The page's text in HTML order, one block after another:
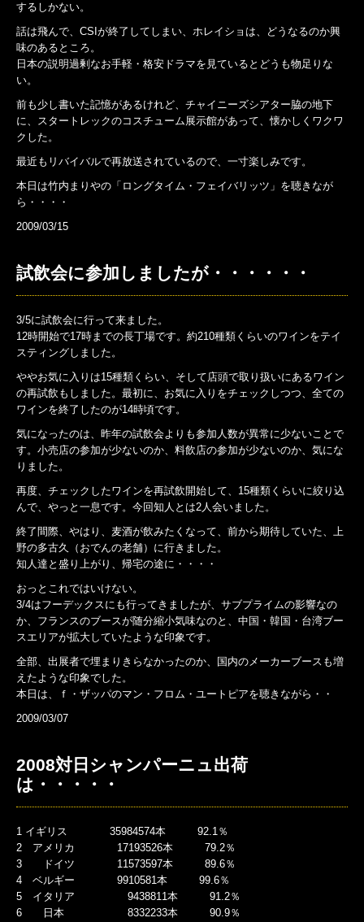
するしかない。
話は飛んで、CSIが終了してしまい、ホレイショは、どうなるのか興
味のあるところ。
日本の説明過剰なお手軽・格安ドラマを見ているとどうも物足りな
い。
前も少し書いた記憶があるけれど、チャイニーズシアター脇の地下
に、スタートレックのコスチューム展示館があって、懐かしくワクワ
クした。
最近もリバイバルで再放送されているので、一寸楽しみです。
本日は竹内まりやの「ロングタイム・フェイバリッツ」を聴きなが
ら・・・・
2009/03/15
試飲会に参加しましたが・・・・・・
3/5に試飲会に行って来ました。
12時開始で17時までの長丁場です。約210種類くらいのワインをテイ
スティングしました。
ややお気に入りは15種類くらい、そして店頭で取り扱いにあるワイン
の再試飲もしました。最初に、お気に入りをチェックしつつ、全ての
ワインを終了したのが14時頃です。
気になったのは、昨年の試飲会よりも参加人数が異常に少ないことで
す。小売店の参加が少ないのか、料飲店の参加が少ないのか、気にな
りました。
再度、チェックしたワインを再試飲開始して、15種類くらいに絞り込
んで、やっと一息です。今回知人とは2人会いました。
終了間際、やはり、麦酒が飲みたくなって、前から期待していた、上
野の多古久（おでんの老舗）に行きました。
知人達と盛り上がり、帰宅の途に・・・・
おっとこれではいけない。
3/4はフーデックスにも行ってきましたが、サブプライムの影響なの
か、フランスのブースが随分縮小気味なのと、中国・韓国・台湾ブー
スエリアが拡大していたような印象です。
全部、出展者で埋まりきらなかったのか、国内のメーカーブースも増
えたような印象でした。
本日は、ｆ・ザッパのマン・フロム・ユートピアを聴きながら・・
2009/03/07
2008対日シャンパーニュ出荷
は・・・・・
1 イギリス 35984574本 92.1％
2 アメリカ 17193526本 79.2％
3 ドイツ 11573597本 89.6％
4 ベルギー 9910581本 99.6％
5 イタリア 9438811本 91.2％
6 日本 8332233本 90.9％